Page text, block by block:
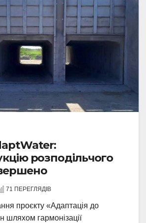
розподільчого
71 ПЕРЕГЛЯДІВ
проєкту «Адаптація до
шляхом гармонізації